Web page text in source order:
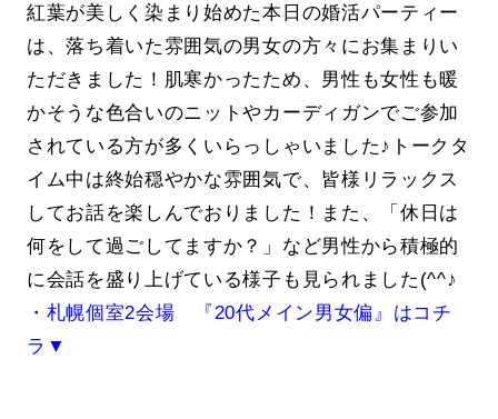
紅葉が美しく染まり始めた本日の婚活パーティー
は、落ち着いた雰囲気の男女の方々にお集まりい
ただきました！肌寒かったため、男性も女性も暖
かそうな色合いのニットやカーディガンでご参加
されている方が多くいらっしゃいました♪トークタ
イム中は終始穏やかな雰囲気で、皆様リラックス
してお話を楽しんでおりました！また、「休日は
何をして過ごしてますか？」など男性から積極的
に会話を盛り上げている様子も見られました(^^♪
・札幌個室2会場 『20代メイン男女偏』はコチ
ラ▼